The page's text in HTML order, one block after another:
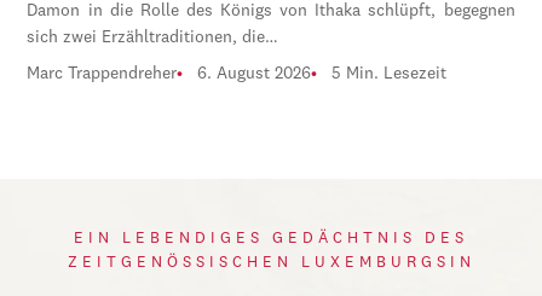
Damon in die Rolle des Königs von Ithaka schlüpft, begegnen
sich zwei Erzähltraditionen, die…
Marc Trappendreher 6. August 2026 5 Min. Lesezeit
EIN LEBENDIGES GEDÄCHTNIS DES
ZEITGENÖSSISCHEN LUXEMBURGSIN